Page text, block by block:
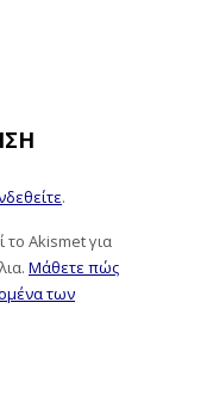
.
το Akismet για
Μάθετε πώς
των